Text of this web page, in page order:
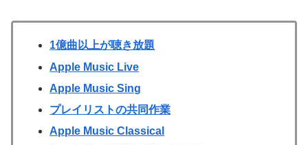
1億曲以上が聴き放題
Apple Music Live
Apple Music Sing
プレイリストの共同作業
Apple Music Classical